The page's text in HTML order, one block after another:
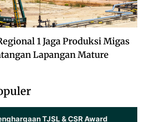
1 Jaga Produksi Migas
Lapangan Mature